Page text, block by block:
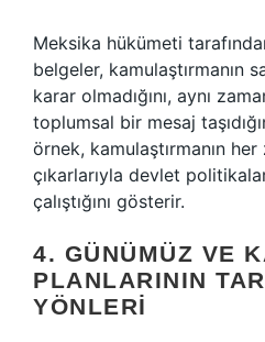
Meksika hükümeti
belgeler, kamulaştırmanın
karar olmadığını, aynı
toplumsal bir mesaj
örnek, kamulaştırmanın
çıkarlarıyla devlet
çalıştığını gösterir.
4. GÜNÜMÜZ VE
PLANLARININ
YÖNLERI